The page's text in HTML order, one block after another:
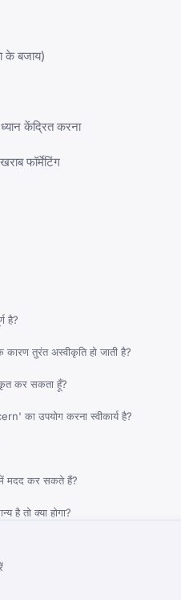
के बजाय)
केंद्रित करना
फॉर्मेटिंग
है?
तुरंत अस्वीकृति हो जाती है?
कर सकता हूँ?
का उपयोग करना स्वीकार्य है?
में मदद कर सकते हैं?
है तो क्या होगा?